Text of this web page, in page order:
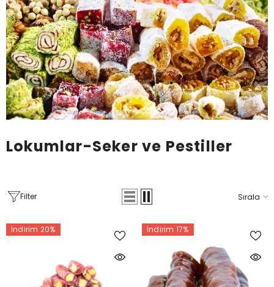
Lokumlar-Seker ve Pestiller
Filter Sırala
İndirim 20% İndirim 17%